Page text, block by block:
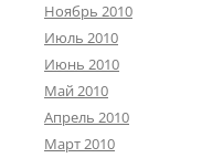
Ноябрь 2010
Июль 2010
Июнь 2010
Май 2010
Апрель 2010
Март 2010